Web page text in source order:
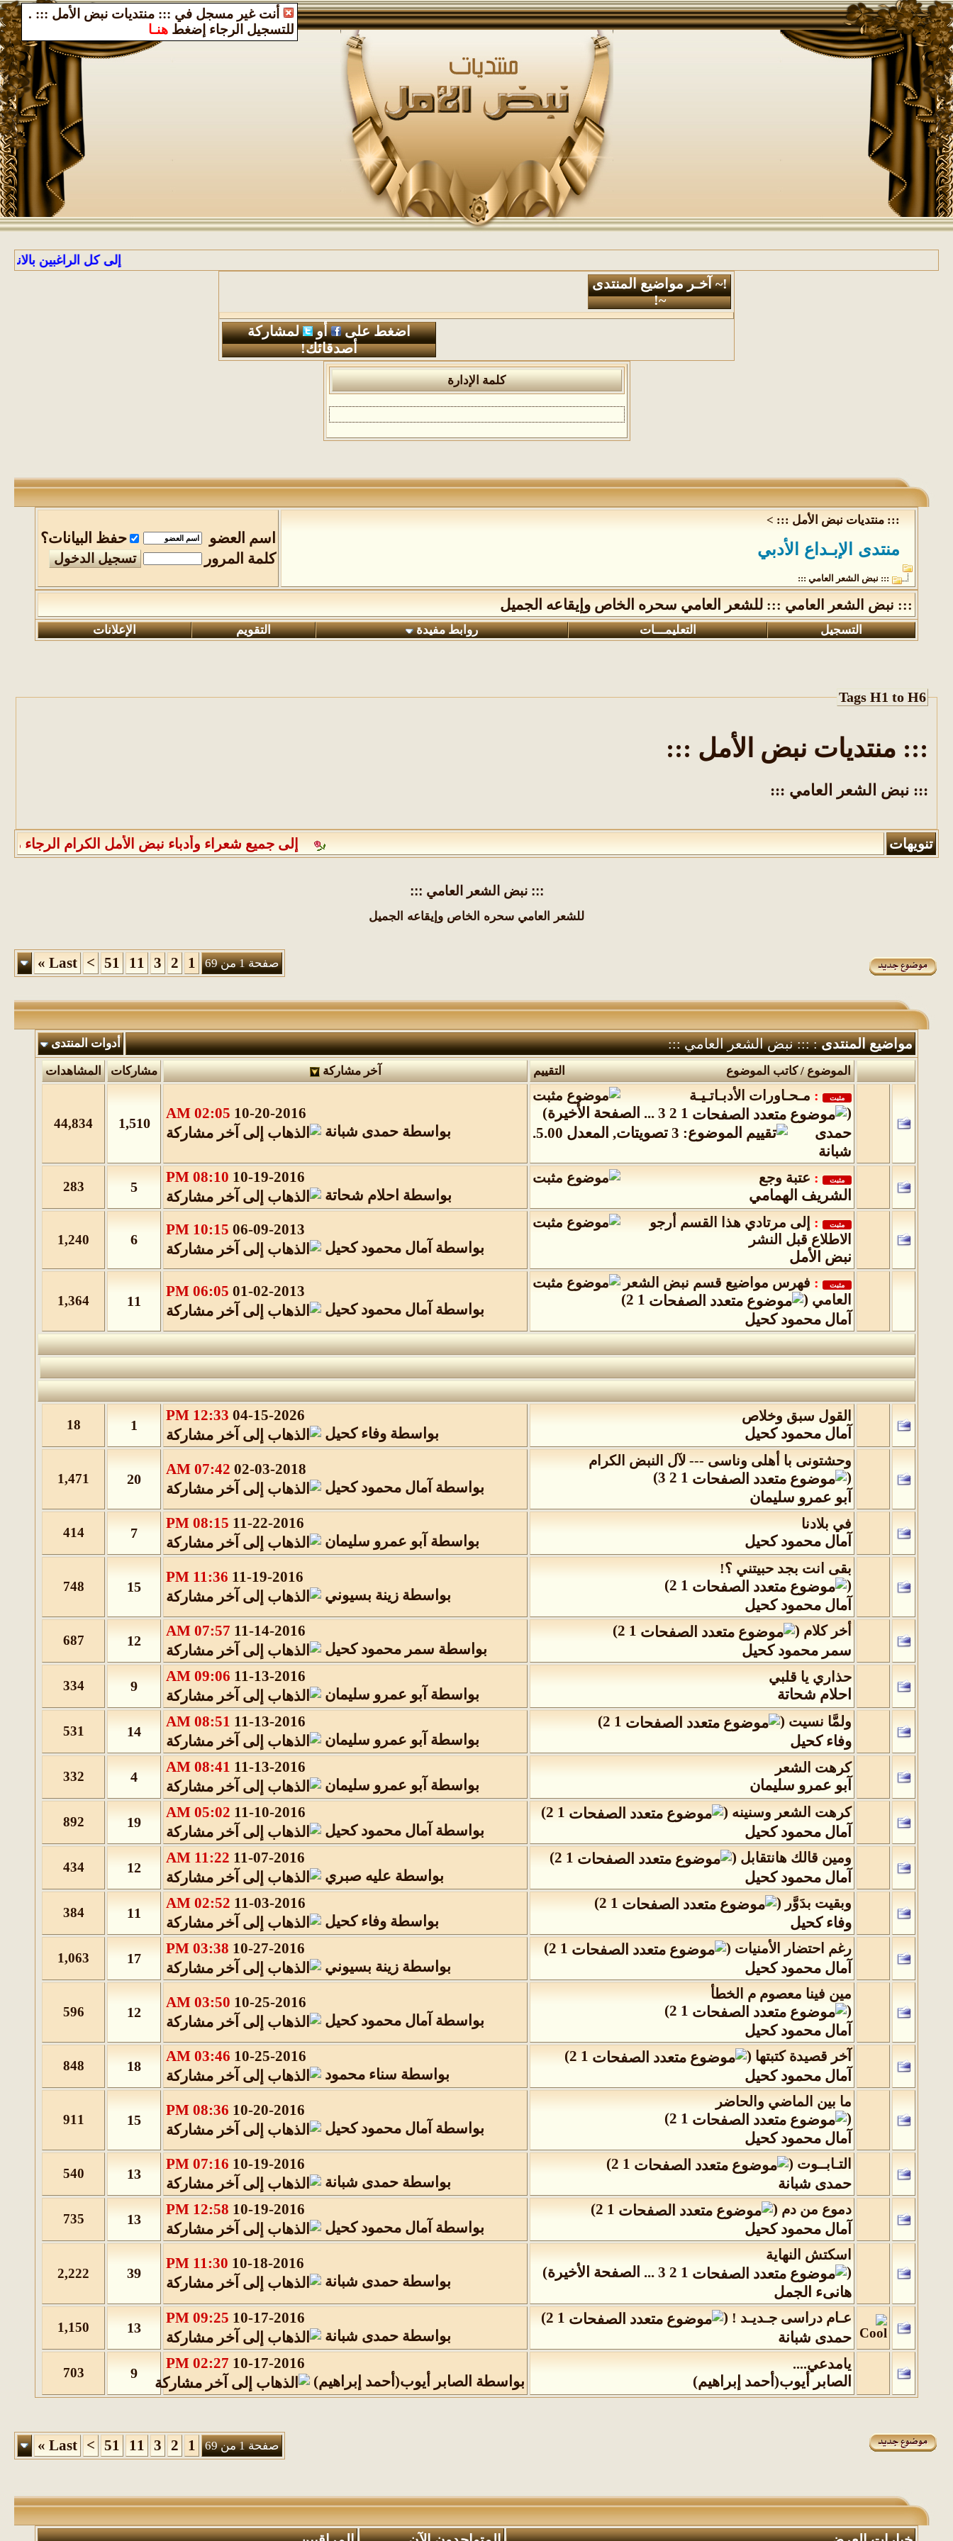
أنت غير مسجل في ::: منتديات نبض الأمل ::: .
للتسجيل الرجاء إضغط هنـا
إلى كل الراغبين بالانضمام إلى
!~ آخـر مواضيع المنتدى
~!
اضغط على
أو
لمشاركة
أصدقائك!
كلمة الإدارة
::: منتديات نبض الأمل ::: >
منتدى الإبـداع الأدبي
::: نبض الشعر العامي :::
اسم العضو
حفظ البيانات؟
كلمة المرور
::: نبض الشعر العامي ::: للشعر العامي سحره الخاص وإيقاعه الجميل
التسجيل التعليمـــات روابط مفيدة التقويم الإعلانات
Tags H1 to H6
::: منتديات نبض الأمل :::
::: نبض الشعر العامي :::
تنويهات
::: نبض الشعر العامي :::
للشعر العامي سحره الخاص وإيقاعه الجميل
صفحة 1 من 69 1
2
3
11
51
>
Last
»
مواضيع المنتدى: ::: نبض الشعر العامي ::: أدوات المنتدى
التقييم الموضوع/كاتب الموضوع آخر مشاركة مشاركات المشاهدات
مثبت : مـحـاورات الأدبـاتـيـة
(
1
2
3
... الصفحة الأخيرة)
حمدى
شبانة
10-20-2016
02:05 AM
بواسطة حمدى شبانة 1,510
44,834
مثبت : عتبة وجع
الشريف الهمامي
10-19-2016
08:10 PM
بواسطة احلام شحاتة 5
283
مثبت : إلى مرتادي هذا القسم أرجو
الاطلاع قبل النشر
نبض الأمل
06-09-2013
10:15 PM
بواسطة آمال محمود كحيل 6
1,240
مثبت : فهرس مواضيع قسم نبض الشعر
العامي (
1
2
)
آمال محمود كحيل
01-02-2013
06:05 PM
بواسطة آمال محمود كحيل 11
1,364
القول سبق وخلاص
آمال محمود كحيل
04-15-2026
12:33 PM
بواسطة وفاء كحيل 1
18
وحشتونى با أهلى وناسى --- لآل النبض الكرام
(
1
2
3
)
آبو عمرو سليمان
02-03-2018
07:42 AM
بواسطة آمال محمود كحيل 20
1,471
في بلادنا
آمال محمود كحيل
11-22-2016
08:15 PM
بواسطة آبو عمرو سليمان 7
414
بقى انت بجد حبيتني ؟!
(
1
2
)
آمال محمود كحيل
11-19-2016
11:36 PM
بواسطة زينة بسيوني 15
748
أخر كلام (
1
2
)
سمر محمود كحيل
11-14-2016
07:57 AM
بواسطة سمر محمود كحيل 12
687
حذاري يا قلبي
احلام شحاتة
11-13-2016
09:06 AM
بواسطة آبو عمرو سليمان 9
334
ولمَّا نسيت (
1
2
)
وفاء كحيل
11-13-2016
08:51 AM
بواسطة آبو عمرو سليمان 14
531
كرهت الشعر
آبو عمرو سليمان
11-13-2016
08:41 AM
بواسطة آبو عمرو سليمان 4
332
كرهت الشعر وسنينه (
1
2
)
آمال محمود كحيل
11-10-2016
05:02 AM
بواسطة آمال محمود كحيل 19
892
ومين قالك هانتقابل (
1
2
)
آمال محمود كحيل
11-07-2016
11:22 AM
بواسطة عليه صبري 12
434
وبقيت بدَوَّر (
1
2
)
وفاء كحيل
11-03-2016
02:52 AM
بواسطة وفاء كحيل 11
384
رغم احتضار الأمنيات (
1
2
)
آمال محمود كحيل
10-27-2016
03:38 PM
بواسطة زينة بسيوني 17
1,063
مين فينا معصوم م الخطأ
(
1
2
)
آمال محمود كحيل
10-25-2016
03:50 AM
بواسطة آمال محمود كحيل 12
596
آخر قصيدة كتبتها (
1
2
)
آمال محمود كحيل
10-25-2016
03:46 AM
بواسطة سناء محمود 18
848
ما بين الماضي والحاضر
(
1
2
)
آمال محمود كحيل
10-20-2016
08:36 PM
بواسطة آمال محمود كحيل 15
911
التـابــوت (
1
2
)
حمدى شبانة
10-19-2016
07:16 PM
بواسطة حمدى شبانة 13
540
دموع من دم (
1
2
)
آمال محمود كحيل
10-19-2016
12:58 PM
بواسطة آمال محمود كحيل 13
735
اسكتش النهاية
(
1
2
3
... الصفحة الأخيرة)
هانىء الجمل
10-18-2016
11:30 PM
بواسطة حمدى شبانة 39
2,222
عـام دراسى جـديـد ! (
1
2
)
حمدى شبانة
10-17-2016
09:25 PM
بواسطة حمدى شبانة 13
1,150
يامدعي....
الصابر أيوب(أحمد إبراهيم)
10-17-2016
02:27 PM
بواسطة الصابر أيوب(أحمد إبراهيم) 9
703
صفحة 1 من 69 1
2
3
11
51
>
Last
»